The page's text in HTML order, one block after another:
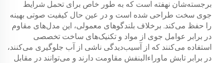
برجسته‌شان نهفته است که به طور خاص برای تحمل شرایط
جوی سخت طراحی شده است و در عین حال کیفیت صوتی بهینه
را حفظ می‌کند. برخلاف بلندگوهای معمولی، این مدل‌های مقاوم
در برابر عوامل جوی از مواد و تکنیک‌های ساخت تخصصی
استفاده می‌کنند که از آسیب‌دیدگی ناشی از آب جلوگیری می‌کنند،
در برابر تابش ماوراءالبنفش مقاومت دارند و می‌توانند در مقابل